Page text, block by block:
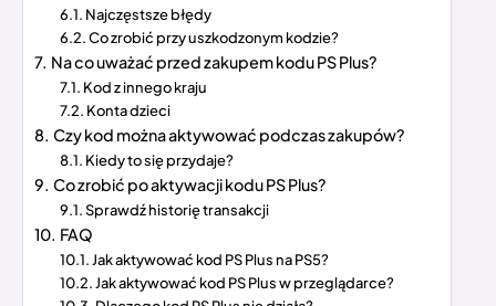
Najczęstsze błędy
Co zrobić przy uszkodzonym kodzie?
Na co uważać przed zakupem kodu PS Plus?
Kod z innego kraju
Konta dzieci
Czy kod można aktywować podczas zakupów?
Kiedy to się przydaje?
Co zrobić po aktywacji kodu PS Plus?
Sprawdź historię transakcji
FAQ
Jak aktywować kod PS Plus na PS5?
Jak aktywować kod PS Plus w przeglądarce?